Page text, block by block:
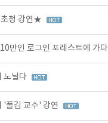
청 강연★
만인 로그인 포레스트에 가다
노닐다
'폴김 교수' 강연